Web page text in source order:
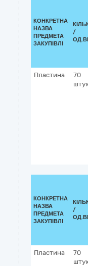
КОНКРЕТНА
НАЗВА
ПРЕДМЕТА
ЗАКУПІВЛІ
/
Пластина
70
КОНКРЕТНА
НАЗВА
ПРЕДМЕТА
ЗАКУПІВЛІ
/
Пластина
70